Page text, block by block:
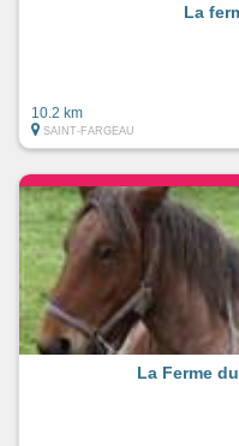
La
10.2 km
SAINT-FARGEAU
La Ferme